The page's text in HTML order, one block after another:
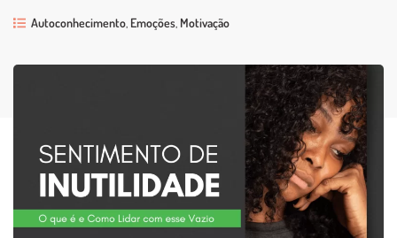
Autoconhecimento Emoções Motivação